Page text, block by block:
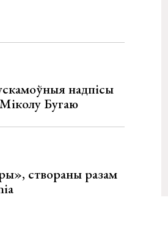
надпісы
Міколу Бугаю
створаны разам